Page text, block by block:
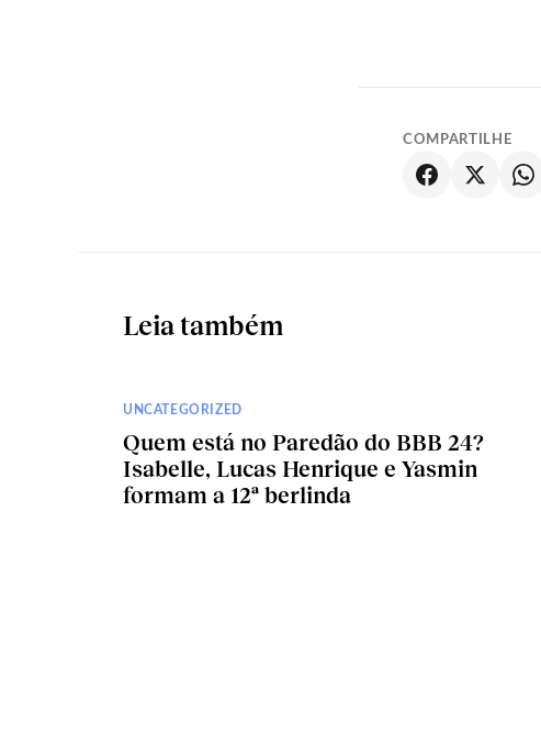
COMPARTILHE
Leia também
UNCATEGORIZED
Quem está no Paredão do BBB 24?
Isabelle, Lucas Henrique e Yasmin
formam a 12ª berlinda